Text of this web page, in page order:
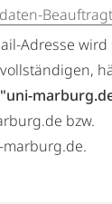
Adresse
"uni-
bzw.